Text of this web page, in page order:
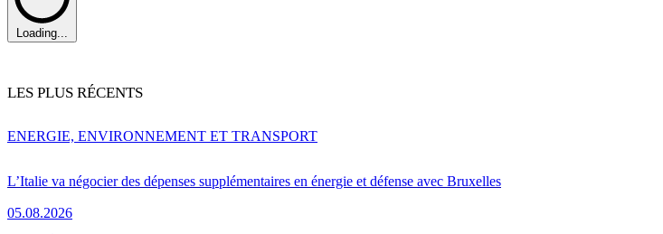
Loading...
LES PLUS RÉCENTS
L’Italie va négocier des dépenses supplémentaires en énergie et défense avec Bruxelles
05.08.2026
ENERGIE, ENVIRONNEMENT ET TRANSPORT